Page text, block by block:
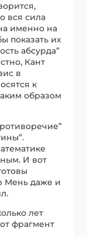
вся сила
именно на
показать их
абсурда”
Кант
в
к
образом
И вот
Мень даже и
лет
фрагмент